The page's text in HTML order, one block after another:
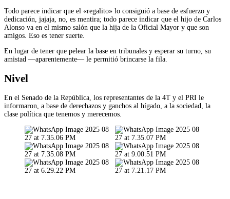
Todo parece indicar que el «regalito» lo consiguió a base de esfuerzo y
dedicación, jajaja, no, es mentira; todo parece indicar que el hijo de Carlos
Alonso va en el mismo salón que la hija de la Oficial Mayor y que son
amigos. Eso es tener suerte.
En lugar de tener que pelear la base en tribunales y esperar su turno, su
amistad —aparentemente— le permitió brincarse la fila.
Nivel
En el Senado de la República, los representantes de la 4T y el PRI le
informaron, a base de derechazos y ganchos al hígado, a la sociedad, la
clase política que tenemos y merecemos.